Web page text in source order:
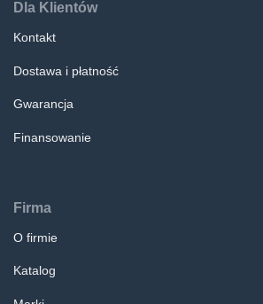
Dla Klientów
Kontakt
Dostawa i płatność
Gwarancja
Finansowanie
Firma
O firmie
Katalog